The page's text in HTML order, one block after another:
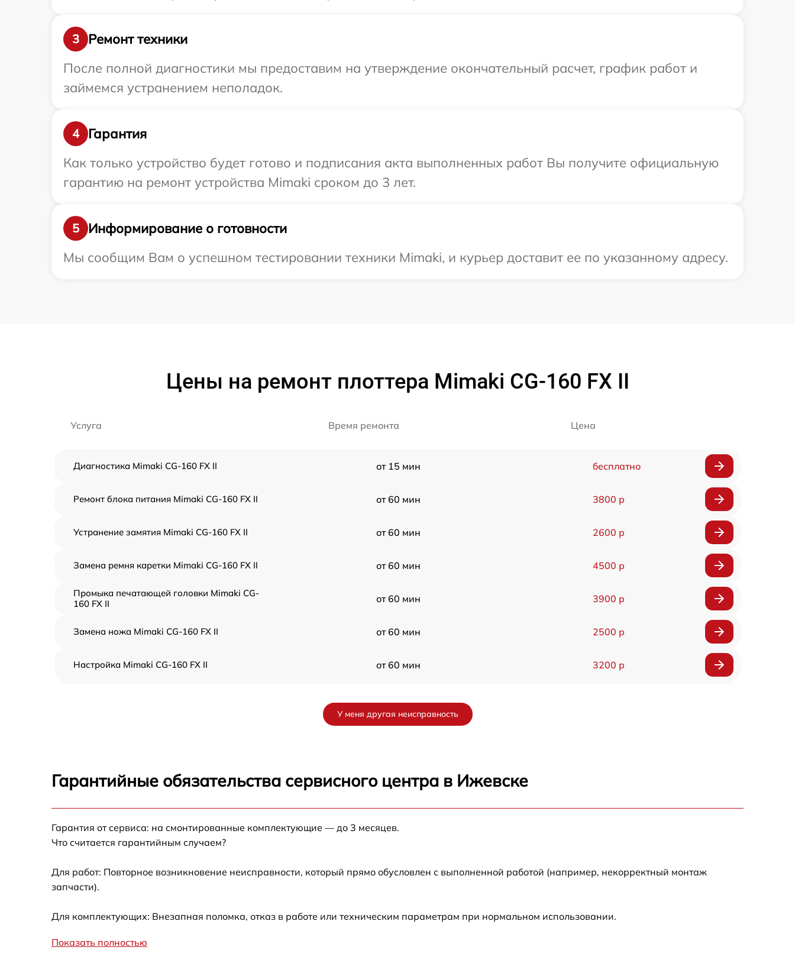
3
Ремонт техники
После полной диагностики мы предоставим на утверждение окончательный расчет, график работ и
займемся устранением неполадок.
4
Гарантия
Как только устройство будет готово и подписания акта выполненных работ Вы получите официальную
гарантию на ремонт устройства Mimaki сроком до 3 лет.
5
Информирование о готовности
Мы сообщим Вам о успешном тестировании техники Mimaki, и курьер доставит ее по указанному адресу.
Цены на ремонт плоттера Mimaki CG-160 FX II
Услуга Время ремонта Цена
Диагностика Mimaki CG-160 FX II от 15 мин бесплатно
Ремонт блока питания Mimaki CG-160 FX II от 60 мин 3800 р
Устранение замятия Mimaki CG-160 FX II от 60 мин 2600 р
Замена ремня каретки Mimaki CG-160 FX II от 60 мин 4500 р
Промыка печатающей головки Mimaki CG-
160 FX II
от 60 мин 3900 р
Замена ножа Mimaki CG-160 FX II от 60 мин 2500 р
Настройка Mimaki CG-160 FX II от 60 мин 3200 р
Замена трубок Mimaki CG-160 FX II от 60 мин
У меня другая неисправность
Гарантийные обязательства сервисного центра в Ижевске
Гарантия от сервиса: на смонтированные комплектующие — до 3 месяцев.
Что считается гарантийным случаем?
Для работ: Повторное возникновение неисправности, который прямо обусловлен с выполненной работой (например, некорректный монтаж
запчасти).
Для комплектующих: Внезапная поломка, отказ в работе или техническим параметрам при нормальном использовании.
Показать полностью